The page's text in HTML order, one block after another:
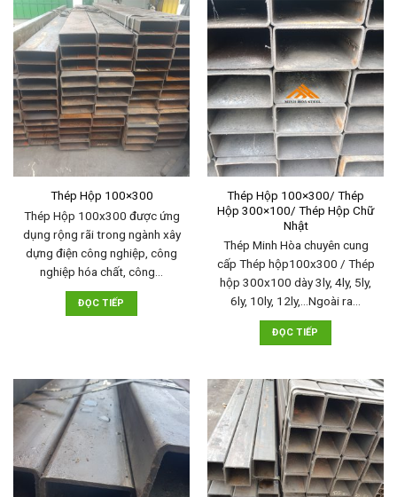
Thép Hộp 100×300
Thép Hộp 100x300 được ứng
dụng rộng rãi trong ngành xây
dựng điện công nghiệp, công
nghiệp hóa chất, công…
ĐỌC TIẾP
Thép Hộp 100×300/ Thép
Hộp 300×100/ Thép Hộp Chữ
Nhật
Thép Minh Hòa chuyên cung
cấp Thép hộp100x300 / Thép
hộp 300x100 dày 3ly, 4ly, 5ly,
6ly, 10ly, 12ly,…Ngoài ra…
ĐỌC TIẾP